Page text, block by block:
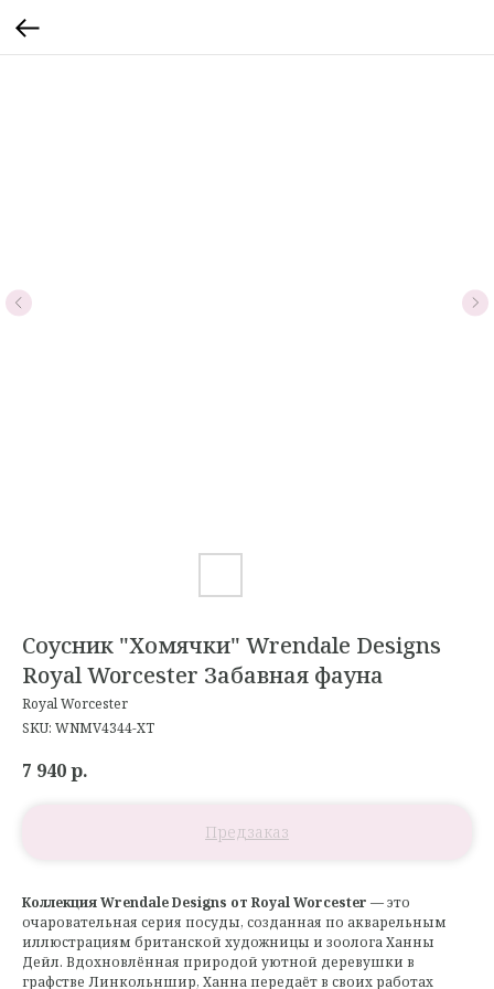
Соусник "Хомячки" Wrendale Designs
Royal Worcester Забавная фауна
Royal Worcester
SKU: WNMV4344-XT
7 940р.
Коллекция Wrendale Designs от Royal Worcester — это
очаровательная серия посуды, созданная по акварельным
иллюстрациям британской художницы и зоолога Ханны
Дейл. Вдохновлённая природой уютной деревушки в
графстве Линкольншир, Ханна передаёт в своих работах